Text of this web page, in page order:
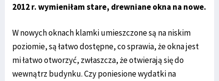
2012 r. wymieniłam stare, drewniane okna na nowe.
W nowych oknach klamki umieszczone są na niskim
poziomie, są łatwo dostępne, co sprawia, że okna jest
mi łatwo otworzyć, zwłaszcza, że otwierają się do
wewnątrz budynku. Czy poniesione wydatki na